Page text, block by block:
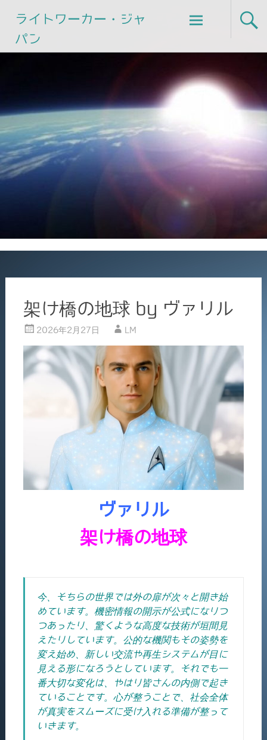
ライトワーカー・ジャ
パン
Skip
to
架け橋の地球 by ヴァリル
2026年2月27日 LM
ヴァリル
架け橋の地球
今、そちらの世界では外の扉が次々と開き始
めています。機密情報の開示が公式になりつ
つあったり、驚くような高度な技術が垣間見
えたりしています。公的な機関もその姿勢を
変え始め、新しい交流や再生システムが目に
見える形になろうとしています。それでも一
番大切な変化は、やはり皆さんの内側で起き
ていることです。心が整うことで、社会全体
が真実をスムーズに受け入れる準備が整って
いきます。